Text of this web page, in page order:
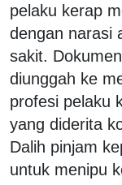
pelaku kerap
dengan narasi
sakit.
diunggah ke
profesi pelaku
yang diderita
Dalih pinjam
untuk menipu